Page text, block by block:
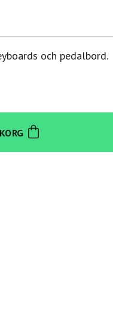
och pedalbord.